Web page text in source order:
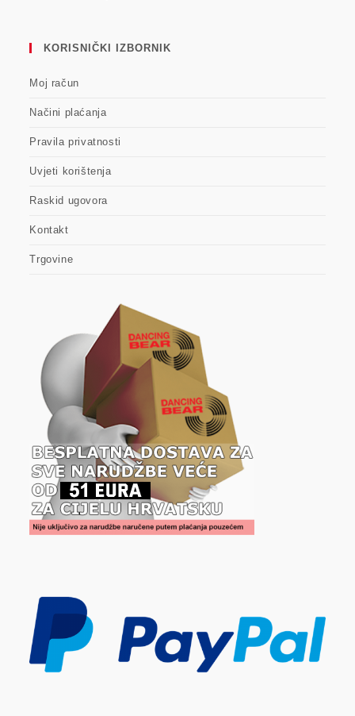
KORISNIČKI IZBORNIK
Moj račun
Načini plaćanja
Pravila privatnosti
Uvjeti korištenja
Raskid ugovora
Kontakt
Trgovine